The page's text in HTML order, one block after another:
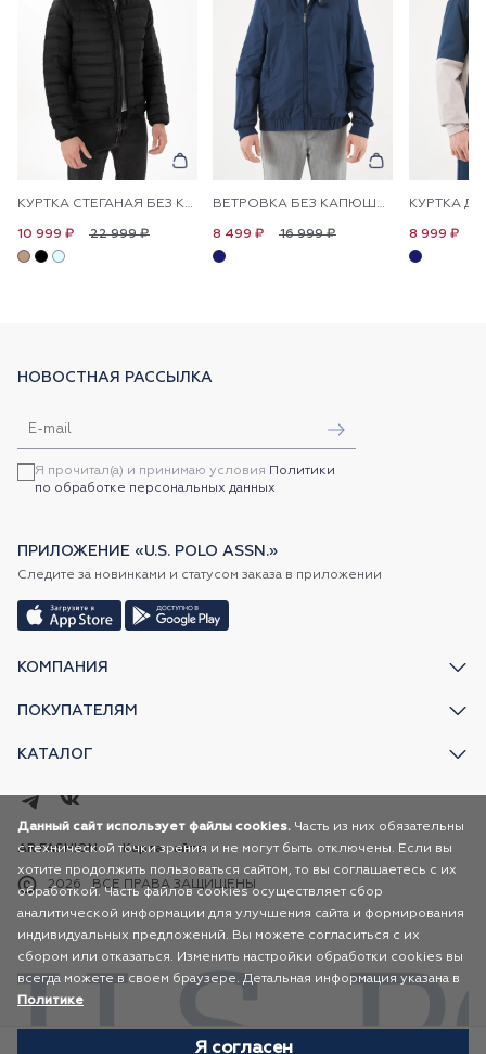
КУРТКА СТЕГАНАЯ БЕЗ КАПЮШОНА
22 999 ₽
10 999 ₽
ВЕТРОВКА БЕЗ КАПЮШОНА
16 999 ₽
8 499 ₽ 8 999 ₽
КОМПАНИЯ
ПОКУПАТЕЛЯМ
КАТАЛОГ
НОВОСТНАЯ РАССЫЛКА
Я прочитал(а) и принимаю условия Политики
по обработке персональных данных
ПРИЛОЖЕНИЕ «U.S. POLO ASSN.»
Следите за новинками и статусом заказа в приложении
2026 ВСЕ ПРАВА ЗАЩИЩЕНЫ
AR FASHION Карта сайта
Данный сайт использует файлы cookies. Часть из них обязательны
с технической точки зрения и не могут быть отключены. Если вы
хотите продолжить пользоваться сайтом, то вы соглашаетесь с их
обработкой. Часть файлов cookies осуществляет сбор
аналитической информации для улучшения сайта и формирования
индивидуальных предложений. Вы можете согласиться с их
сбором или отказаться. Изменить настройки обработки cookies вы
всегда можете в своем браузере. Детальная информация указана в
Политике
Я согласен